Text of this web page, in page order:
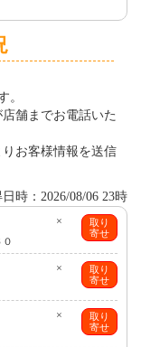
。
舗までお電話いた
お客様情報を送信
時：2026/08/06 23時
取り
寄せ
×
取り
寄せ
×
取り
寄せ
×